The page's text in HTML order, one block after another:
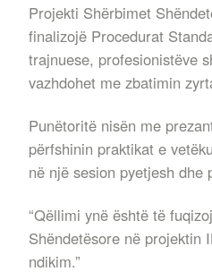
Projekti Shërbimet
finalizojë Procedurat
trajnuese, profesionistëve
vazhdohet me zbatimin
Punëtoritë nisën me
përfshinin praktikat e
në një sesion pyetjesh
“Qëllimi ynë është të
Shëndetësore në projektin
ndikim.”